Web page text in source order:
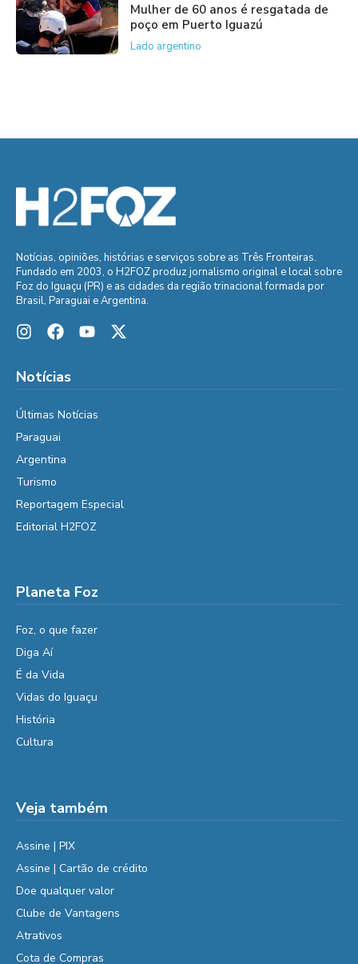
Mulher de 60 anos é resgatada de
poço em Puerto Iguazú
Lado argentino
Notícias, opiniões, histórias e serviços sobre as Três Fronteiras.
Fundado em 2003, o H2FOZ produz jornalismo original e local sobre
Foz do Iguaçu (PR) e as cidades da região trinacional formada por
Brasil, Paraguai e Argentina.
Notícias
Últimas Notícias
Paraguai
Argentina
Turismo
Reportagem Especial
Editorial H2FOZ
Planeta Foz
Foz, o que fazer
Diga Aí
É da Vida
Vidas do Iguaçu
História
Cultura
Veja também
Assine | PIX
Assine | Cartão de crédito
Doe qualquer valor
Clube de Vantagens
Atrativos
Cota de Compras